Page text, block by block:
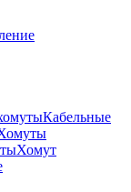
Кабельные
Хомут